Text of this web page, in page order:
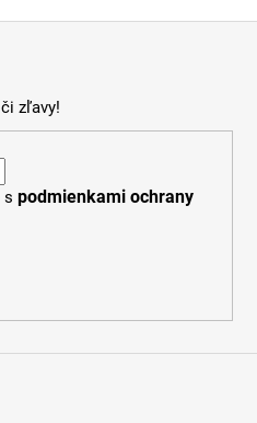
zľavy!
s podmienkami ochrany